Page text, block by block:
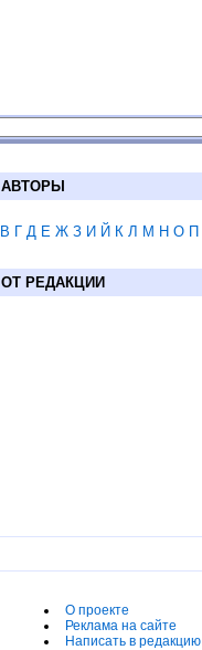
АВТОРЫ
В Г Д Е Ж З И Й К Л М Н О П
ОТ РЕДАКЦИИ
О проекте
Реклама на сайте
Написать в редакцию